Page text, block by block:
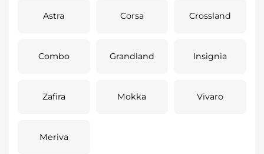
Astra Corsa Crossland
Combo Grandland Insignia
Zafira Mokka Vivaro
Meriva